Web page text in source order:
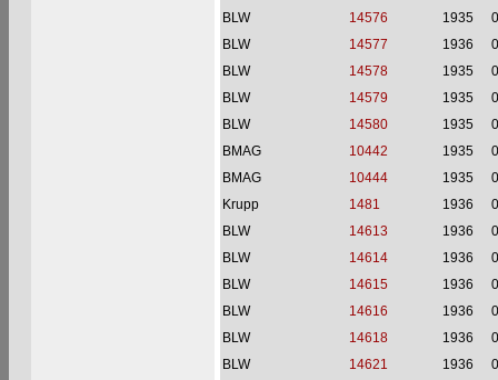
BLW
14576 1935
BLW
14577 1936
BLW
14578 1935
BLW
14579 1935
BLW
14580 1935
BMAG
10442 1935
BMAG
10444 1935
Krupp
1481 1936
BLW
14613 1936
BLW
14614 1936
BLW
14615 1936
BLW
14616 1936
BLW
14618 1936
BLW
14621 1936